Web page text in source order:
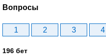
Вопросы
1 2 3 4
196 бет